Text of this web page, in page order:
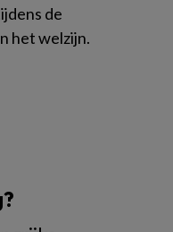
de
het welzijn.